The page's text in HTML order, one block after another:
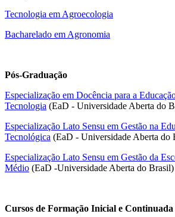
Tecnologia em Agroecologia
Bacharelado em Agronomia
Pós-Graduação
Especialização em Docência para a
Tecnologia (EaD - Universidade Aberta do
Especialização Lato Sensu em Gestão na
Tecnológica (EaD - Universidade Aberta do
Especialização Lato Sensu em Gestão da
Médio (EaD -Universidade Aberta do Brasil)
Cursos de Formação Inicial e